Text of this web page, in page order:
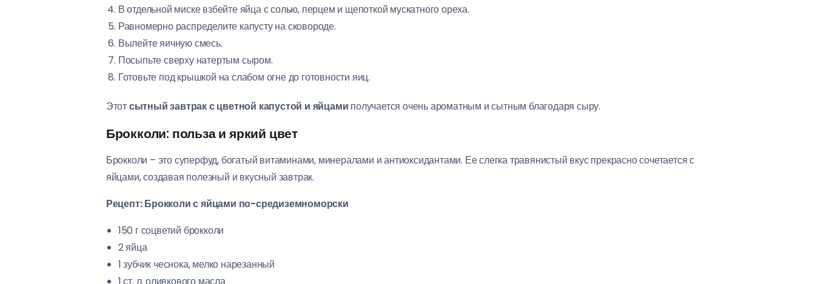
В отдельной миске взбейте яйца с солью, перцем и щепоткой мускатного ореха.
Равномерно распределите капусту на сковороде.
Вылейте яичную смесь.
Посыпьте сверху натертым сыром.
Готовьте под крышкой на слабом огне до готовности яиц.
Этотсытный завтрак с цветной капустой и яйцами получается очень ароматным и сытным благодаря сыру.
Брокколи: польза и яркий цвет
Брокколи – это суперфуд, богатый витаминами, минералами и антиоксидантами. Ее слегка травянистый вкус прекрасно сочетается с
яйцами, создавая полезный и вкусный завтрак.
Рецепт: Брокколи с яйцами по-средиземноморски
150 г соцветий брокколи
2 яйца
1 зубчик чеснока, мелко нарезанный
1 ст. л. оливкового масла